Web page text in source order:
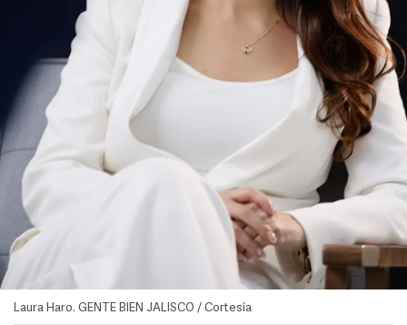
Laura Haro. GENTE BIEN JALISCO / Cortesía